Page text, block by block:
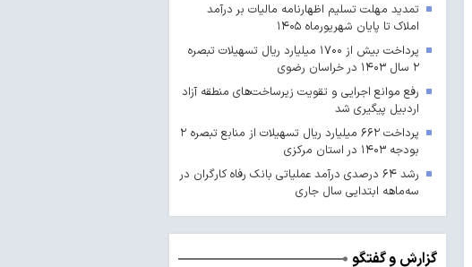
تمدید مهلت تسلیم اظهارنامه مالیات بر درآمد
املاک تا پایان شهریورماه ۱۴۰۵
پرداخت بیش از ۱۷۰۰ میلیارد ریال تسهیلات تبصره
۲ سال ۱۴۰۳ در خراسان رضوی
رفع موانع اجرایی و تقویت زیرساخت‌های منطقه آزاد
اردبیل پیگیری شد
پرداخت ۶۶۲ میلیارد ریال تسهیلات از منابع تبصره ۲
بودجه ۱۴۰۳ در استان مرکزی
رشد ۶۴ درصدی درآمد عملیاتی بانک رفاه کارگران در
سه‌ماهه ابتدایی سال جاری
گزارش و گفتگو